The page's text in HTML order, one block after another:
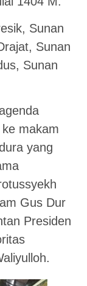
Sunan
Sunan
Sunan
makam
yang
Gus Dur
Presiden